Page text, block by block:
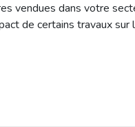
vendues dans votre
de certains travaux sur